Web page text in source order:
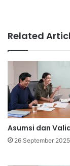
Related
Asumsi dan
26 September 2025